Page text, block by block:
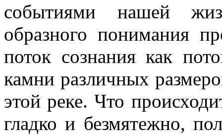
событиями нашей
образного понимания
поток сознания как
камни различных
этой реке. Что
гладко и безмятежно,